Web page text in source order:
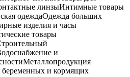
линзыИнтимные товары
одеждаОдежда больших
изделия и часы
товары
и
Металлопродукция
беременных и кормящих